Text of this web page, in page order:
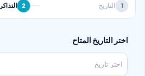
1 التاريخ 2 التذاكر
اختر التاريخ المتاح